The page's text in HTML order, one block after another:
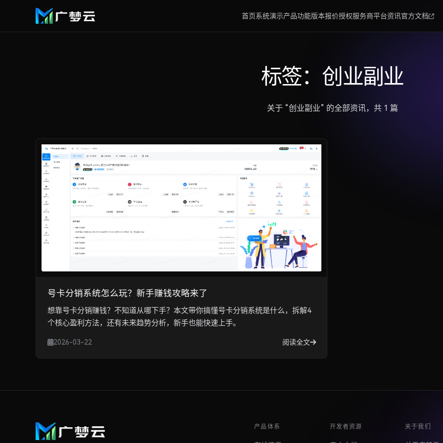
首页系统演示产品功能版本报价授权服务商平台资讯官方文档
标签：创业副业
关于 “创业副业” 的全部资讯，共 1 篇
号卡分销系统怎么玩？新手赚钱攻略来了
想靠号卡分销赚钱？不知道从哪下手？本文带你搞懂号卡分销系统是什么，拆解4
个核心盈利方法，还有未来趋势分析，新手也能快速上手。
2026-03-22 阅读全文
产品体系 开发者资源 关于我们